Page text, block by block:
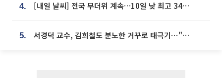
4. [내일 날씨] 전국 무더위 계속…10일 낮 최고 34도 육박
5. 서경덕 교수, 김희철도 분노한 거꾸로 태극기⋯"엉터리는 아냐, 아쉬울 뿐"